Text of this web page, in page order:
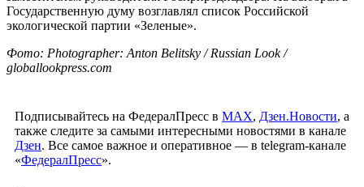
Государственную думу возглавлял список Российской
экологической партии «Зеленые».
Фото: Photographer: Anton Belitsky / Russian Look /
globallookpress.com
Подписывайтесь на ФедералПресс в МАХ, Дзен.Новости, а
также следите за самыми интересными новостями в канале
Дзен. Все самое важное и оперативное — в telegram-канале
«ФедералПресс».